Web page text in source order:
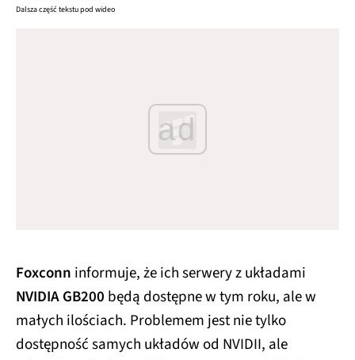
Dalsza część tekstu pod wideo
ad
Foxconn informuje, że ich serwery z układami
NVIDIA GB200 będą dostępne w tym roku, ale w
małych ilościach. Problemem jest nie tylko
dostępność samych układów od NVIDII, ale